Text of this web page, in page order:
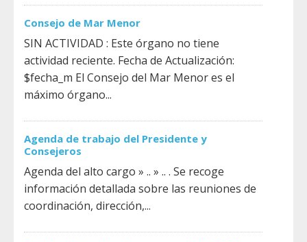
Consejo de Mar Menor
SIN ACTIVIDAD : Este órgano no tiene
actividad reciente. Fecha de Actualización:
$fecha_m El Consejo del Mar Menor es el
máximo órgano...
Agenda de trabajo del Presidente y
Consejeros
Agenda del alto cargo » .. » .. . Se recoge
información detallada sobre las reuniones de
coordinación, dirección,...